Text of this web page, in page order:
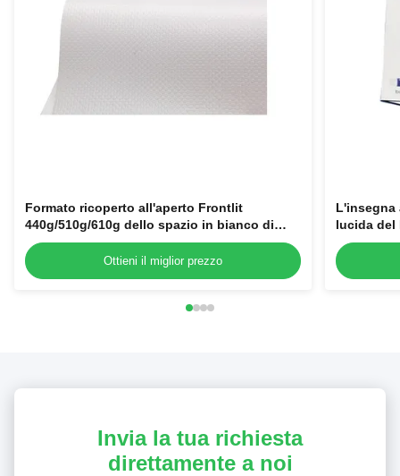
Formato ricoperto all'aperto Frontlit
440g/510g/610g dello spazio in bianco di
Rolls dell'insegna del PVC ampio
Ottieni il miglior prezzo
L'insegna
lucida del
Invia la tua richiesta
direttamente a noi